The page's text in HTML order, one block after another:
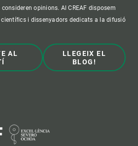
opinions. Al CREAF disposem
i dissenyadors dedicats a la difusió
AL
LLEGEIX EL
BLOG!